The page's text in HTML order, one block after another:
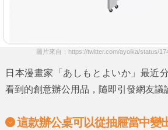
圖片來自：https://twitter.com/ayoika/status/
日本漫畫家 「あしもとよいか」 最近
看到的創意辦公用品，隨即引發網友
這款辦公桌可以從抽屜當中變